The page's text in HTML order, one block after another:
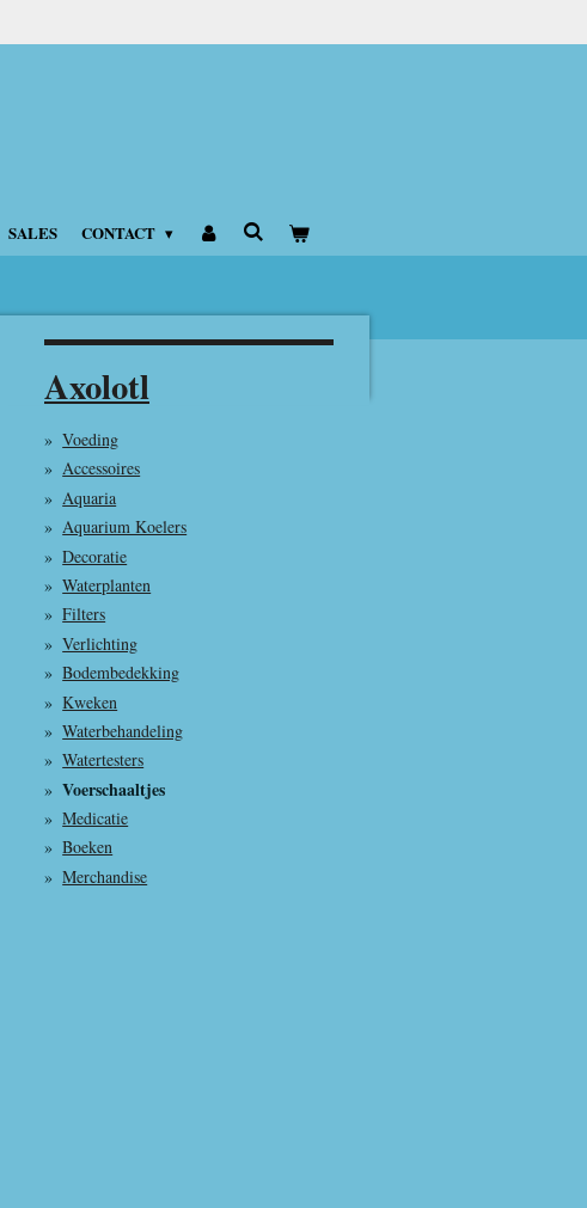
SALES CONTACT
Axolotl
Voeding
Accessoires
Aquaria
Aquarium Koelers
Decoratie
Waterplanten
Filters
Verlichting
Bodembedekking
Kweken
Waterbehandeling
Watertesters
Voerschaaltjes
Medicatie
Boeken
Merchandise